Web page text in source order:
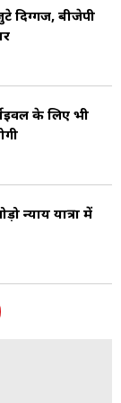
दिग्गज, बीजेपी
के लिए भी
न्याय यात्रा में